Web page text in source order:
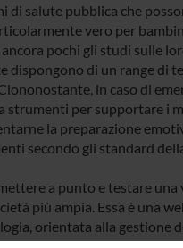
di salute pubblica che
vero per
pochi gli studi sulle
dispongono di un range di
in caso di
strumenti per supportare i
la preparazione
secondo gli standard
a punto e testare
più ampia. Essa è una
orientata alla gestione